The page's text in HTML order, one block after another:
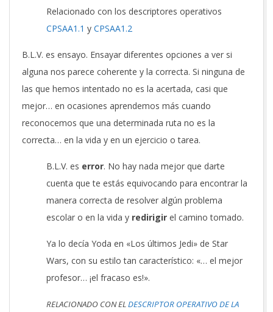
Relacionado con los descriptores operativos
CPSAA1.1 y CPSAA1.2
B.L.V. es ensayo. Ensayar diferentes opciones a ver si
alguna nos parece coherente y la correcta. Si ninguna de
las que hemos intentado no es la acertada, casi que
mejor… en ocasiones aprendemos más cuando
reconocemos que una determinada ruta no es la
correcta… en la vida y en un ejercicio o tarea.
B.L.V. es error. No hay nada mejor que darte
cuenta que te estás equivocando para encontrar la
manera correcta de resolver algún problema
escolar o en la vida y redirigir el camino tomado.
Ya lo decía Yoda en «Los últimos Jedi» de Star
Wars, con su estilo tan característico: «… el mejor
profesor… ¡el fracaso es!».
RELACIONADO CON ELDESCRIPTOR OPERATIVO DE LA